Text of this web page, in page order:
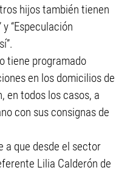
hijos también tienen
“Especulación
tiene programado
en los domicilios de
en todos los casos, a
con sus consignas de
a que desde el sector
Lilia Calderón de